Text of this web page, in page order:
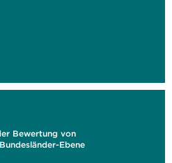
Bewertung von
Ebene